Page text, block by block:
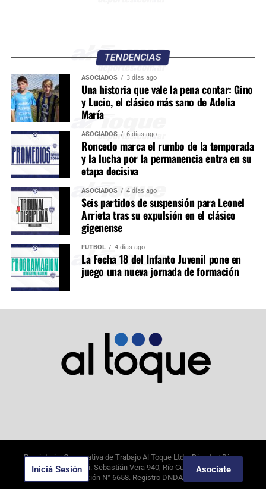
TENDENCIAS
ASOCIADOS 3 días ago
Una historia que vale la pena contar: Gino
y Lucio, el clásico más sano de Adelia
María
ASOCIADOS 6 días ago
Roncedo marca el rumbo de la temporada
y la lucha por la permanencia entra en su
etapa decisiva
ASOCIADOS 4 días ago
Seis partidos de suspensión para Leonel
Arrieta tras su expulsión en el clásico
gigenense
FÚTBOL 4 días ago
La Fecha 18 del Infanto Juvenil pone en
juego una nueva jornada de formación
Propietario: Cooperativa de Trabajo Al Toque Ltda. Director: Diego
Alejandro Borghi. Sebastián Vera 940, Río Cuarto, Córdoba.
. Edición N° 6658. Registro DNDA N°09649388.
Asociate
Iniciá Sesión